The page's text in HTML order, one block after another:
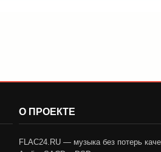
О ПРОЕКТЕ
FLAC24.RU — музыка без потерь